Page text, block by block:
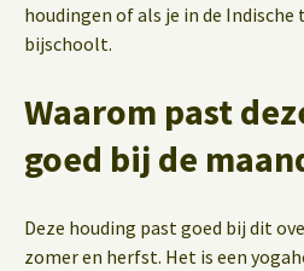
houdingen of als je in de
bijschoolt.
Waarom past
goed bij de
Deze houding past goed bij dit
zomer en herfst. Het is een